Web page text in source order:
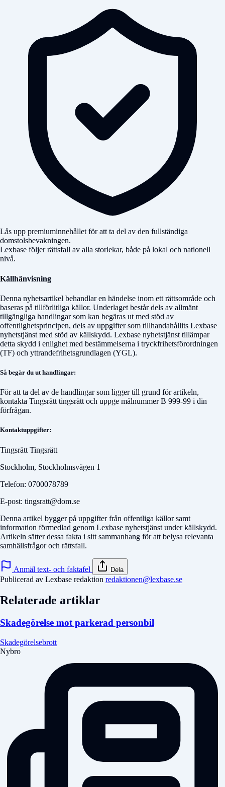
Lås upp premiuminnehållet för att ta del av den fullständiga
domstolsbevakningen.
Lexbase följer rättsfall av alla storlekar, både på lokal och nationell
nivå.
Källhänvisning
Denna nyhetsartikel behandlar en händelse inom ett rättsområde och
baseras på tillförlitliga källor. Underlaget består dels av allmänt
tillgängliga handlingar som kan begäras ut med stöd av
offentlighetsprincipen, dels av uppgifter som tillhandahållits Lexbase
nyhetstjänst med stöd av källskydd. Lexbase nyhetstjänst tillämpar
detta skydd i enlighet med bestämmelserna i tryckfrihetsförordningen
(TF) och yttrandefrihetsgrundlagen (YGL).
Så begär du ut handlingar:
För att ta del av de handlingar som ligger till grund för artikeln,
kontakta Tingsrätt tingsrätt och uppge målnummerB 999-99 i din
förfrågan.
Kontaktuppgifter:
Tingsrätt Tingsrätt
Stockholm, Stockholmsvägen 1
Telefon: 0700078789
E-post: tingsratt@dom.se
Denna artikel bygger på uppgifter från offentliga källor samt
information förmedlad genom Lexbase nyhetstjänst under källskydd.
Artikeln sätter dessa fakta i sitt sammanhang för att belysa relevanta
samhällsfrågor och rättsfall.
Anmäl text- och faktafel Dela
Publicerad av Lexbase redaktion redaktionen@lexbase.se
Relaterade artiklar
Skadegörelse mot parkerad personbil
Skadegörelsebrott
Nybro